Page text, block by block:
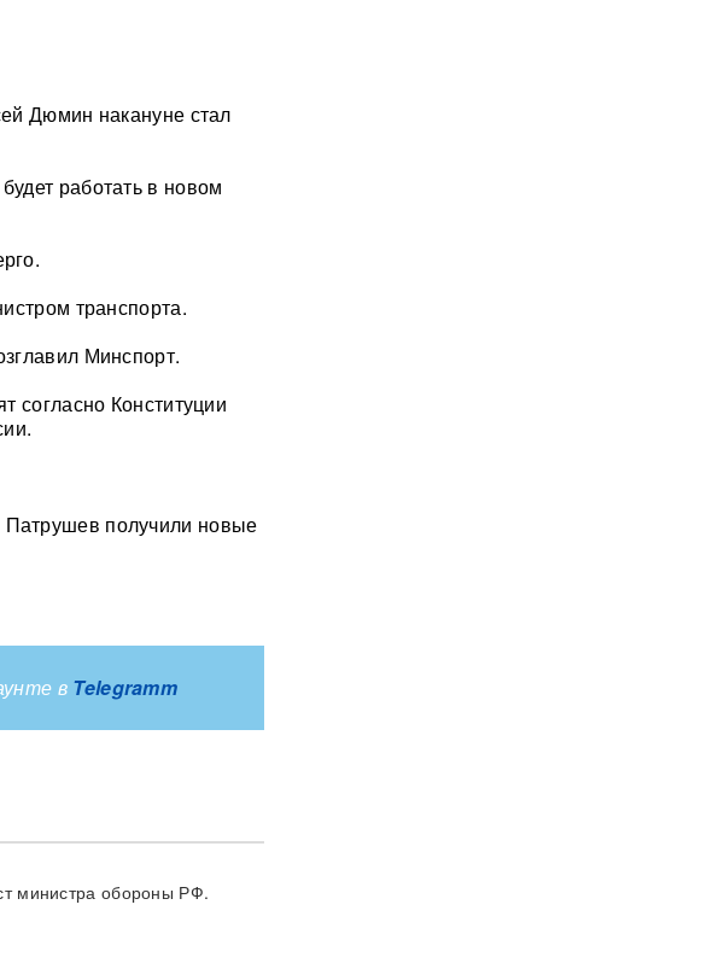
Дюмин накануне стал
работать в новом
транспорта.
Минспорт.
согласно Конституции
получили новые
в Telegramm
министра обороны РФ.